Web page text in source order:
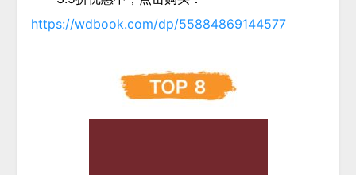
https://wdbook.com/dp/55884869144577